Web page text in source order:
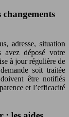
adresse, situation
avez déposé votre
à jour régulière de
soit traitée
être notifiés
et l’efficacité